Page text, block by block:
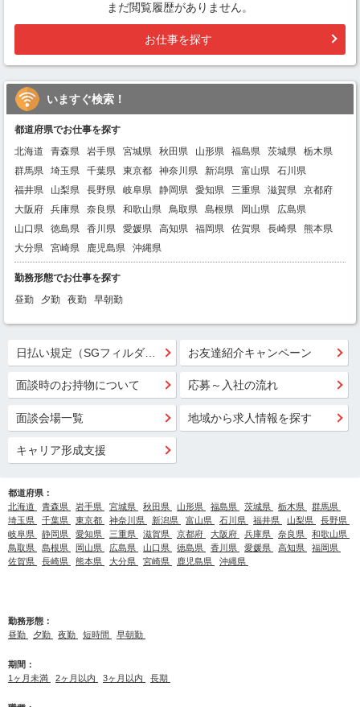
まだ閲覧履歴がありません。
お仕事を探す
いますぐ検索！
都道府県でお仕事を探す
北海道
青森県 岩手県 宮城県 秋田県 山形県 福島県 茨城県
栃木県
群馬県
埼玉県 千葉県 東京都 神奈川県 新潟県 富山県
石川県
福井県
山梨県 長野県 岐阜県 静岡県 愛知県 三重県 滋賀県
京都府
大阪府
兵庫県 奈良県 和歌山県 鳥取県 島根県 岡山県
広島県
山口県
徳島県 香川県 愛媛県 高知県 福岡県 佐賀県 長崎県
熊本県
大分県
宮崎県 鹿児島県 沖縄県
勤務形態でお仕事を探す
昼勤
夕勤 夜勤 早朝勤
日払い規定（SGフィルダー） お友達紹介キャンペーン
面談時のお持物について 応募～入社の流れ
面談会場一覧 地域から求人情報を探す
キャリア形成支援
都道府県：
北海道
青森県 岩手県 宮城県 秋田県 山形県 福島県 茨城県 栃木県
群馬県
埼玉県
千葉県 東京都 神奈川県 新潟県 富山県 石川県 福井県 山梨県
長野県
岐阜県
静岡県 愛知県 三重県 滋賀県 京都府 大阪府 兵庫県 奈良県
和歌山県
鳥取県
島根県 岡山県 広島県 山口県 徳島県 香川県 愛媛県 高知県
福岡県
佐賀県
長崎県 熊本県 大分県 宮崎県 鹿児島県 沖縄県
勤務形態：
昼勤
夕勤 夜勤 短時間 早朝勤
期間：
1ヶ月未満
2ヶ月以内 3ヶ月以内 長期